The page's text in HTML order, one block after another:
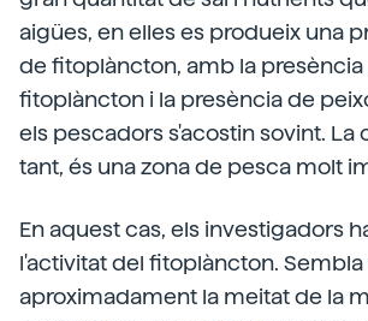
aigües, en elles es produeix una
de fitoplàncton, amb la presència
fitoplàncton i la presència de
els pescadors s'acostin sovint. La
tant, és una zona de pesca molt
En aquest cas, els investigadors
l'activitat del fitoplàncton. Sembla
aproximadament la meitat de la